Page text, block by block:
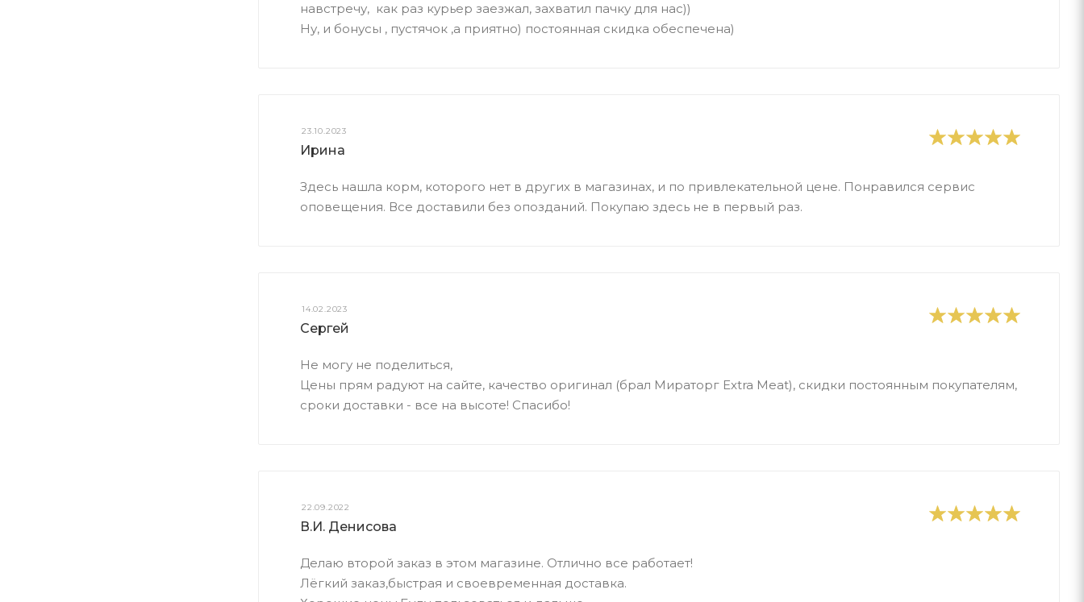
навстречу, как раз курьер заезжал, захватил пачку для нас))
Ну, и бонусы , пустячок ,а приятно) постоянная скидка обеспечена)
23.10.2023
Ирина
Здесь нашла корм, которого нет в других в магазинах, и по привлекательной цене. Понравился сервис
оповещения. Все доставили без опозданий. Покупаю здесь не в первый раз.
14.02.2023
Сергей
Не могу не поделиться,
Цены прям радуют на сайте, качество оригинал (брал Мираторг Extra Meat), скидки постоянным покупателям,
сроки доставки - все на высоте! Спасибо!
22.09.2022
В.И. Денисова
Делаю второй заказ в этом магазине. Отлично все работает!
Лёгкий заказ,быстрая и своевременная доставка.